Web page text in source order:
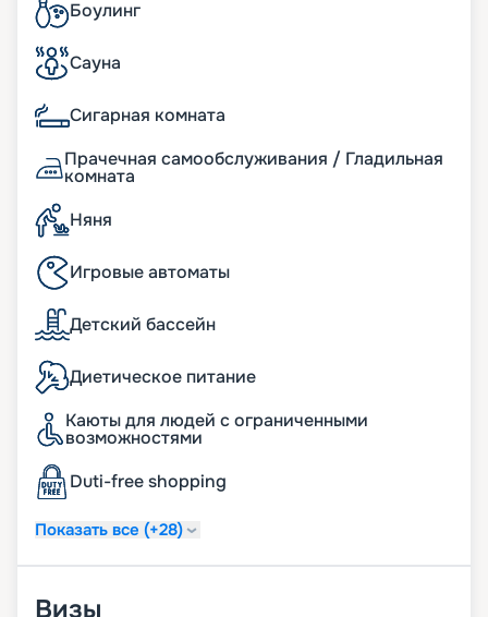
Боулинг
Сауна
Сигарная комната
Прачечная самообслуживания / Гладильная
комната
Няня
Игровые автоматы
Детский бассейн
Диетическое питание
Каюты для людей с ограниченными
возможностями
Duti-free shopping
Показать все (+28)
Визы